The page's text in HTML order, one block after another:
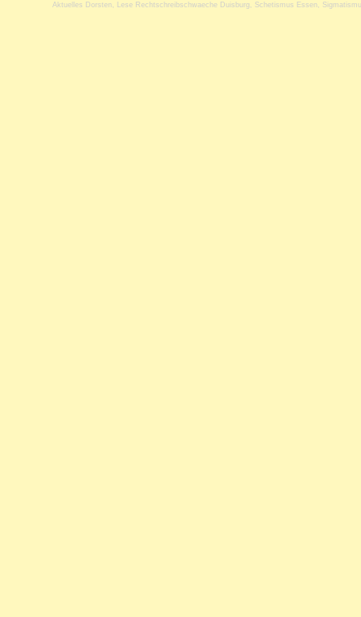
Aktuelles Dorsten , Lese Rechtschreibschwaeche Duisburg , Schetismus Essen ,